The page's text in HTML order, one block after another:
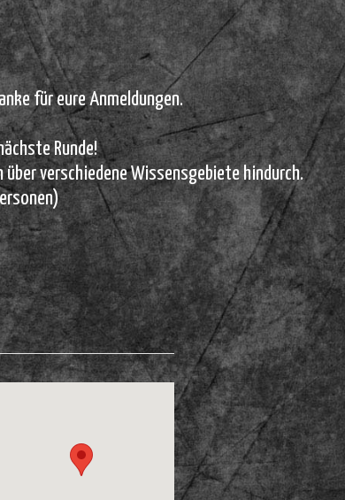
für eure Anmeldungen.
Runde!
über verschiedene Wissensgebiete hindurch.